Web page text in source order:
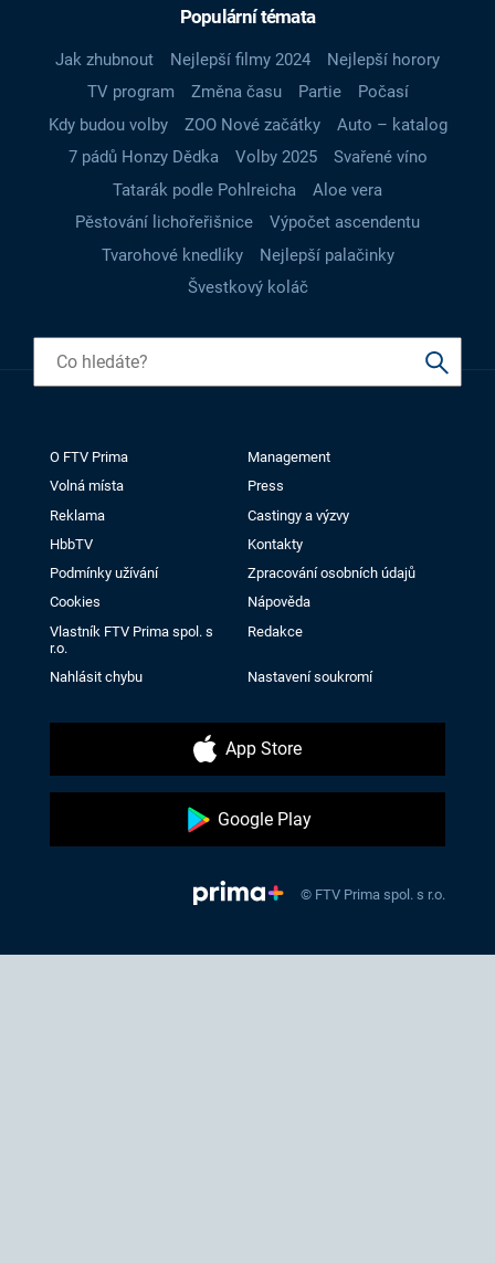
Populární témata
Jak zhubnout Nejlepší filmy 2024
Nejlepší horory
TV program
Změna času Partie
Počasí
Kdy budou volby
ZOO Nové začátky
Auto – katalog
7 pádů Honzy Dědka
Volby 2025
Svařené víno
Tatarák podle Pohlreicha
Aloe vera
Pěstování lichořeřišnice
Výpočet ascendentu
Tvarohové knedlíky
Nejlepší palačinky
Švestkový koláč
O FTV Prima
Management
Volná místa
Press
Reklama
Castingy a výzvy
HbbTV
Kontakty
Podmínky užívání
Zpracování osobních údajů
Cookies
Nápověda
Vlastník FTV Prima spol. s
r.o.
Redakce
Nahlásit chybu Nastavení soukromí
App Store
Google Play
© FTV Prima spol. s r.o.